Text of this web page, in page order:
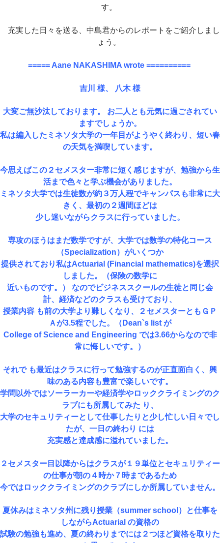
す。
充実した日々を送る、中島君からのレポートをご紹介しまし
ょう。
===== Aane NAKASHIMA wrote ==========
吉川 様、 八木 様
大変ご無沙汰しております。 お二人とも元気に過ごされてい
ますでしょうか。
私は編入したミネソタ大学の一年目がようやく終わり、短い春
の天気を満喫しています。
今思えばこの２セメスター非常に短く感じますが、勉強から生
活まで色々と学ぶ機会がありました。
ミネソタ大学では生徒数が約３万人程でキャンパスも非常に大
きく、最初の２週間ほどは
少し迷いながらクラスに行っていました。
専攻のほうはまだ数学ですが、大学では数学の特化コース
（Specialization）がいくつか
提供されており私はActuarial (Financial mathematics)を選択
しました。（保険の数学に
近いものです。） なのでビジネススクールの生徒と同じ会
計、経済などのクラスも受けており、
授業内容 も前の大学より難しくなり、２セメスターともＧＰ
Ａが3.5程でした。（Dean`s list が
College of Science and Engineering では3.66からなので非
常に悔しいです。）
それで も最近はクラスに行って勉強するのが正直面白く、興
味のある内容も豊富で楽しいです。
学問以外ではソーラーカーや経済学やロッククライミングのク
ラブにも所属してみた り、
大学のセキュリティーとして仕事したりと少し忙しい日々でし
たが、一日の終わり には
充実感と達成感に溢れていました。
２セメスター目以降からはクラスが１９単位とセキュリティー
の仕事が朝の４時か７時まであるため
今ではロッククライミングのクラブにしか所属していません。
夏休みはミネソタ州に残り授業（summer school）と仕事を
しながらActuarial の資格の
試験の勉強も進め、夏の終わりまでには２つほど資格を取りた